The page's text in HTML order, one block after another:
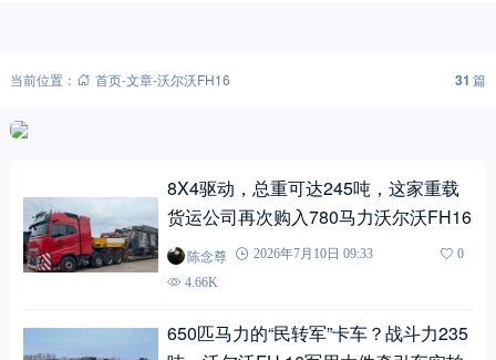
当前位置： 首页-文章-沃尔沃FH16 31 篇
8X4驱动，总重可达245吨，这家重载
货运公司再次购入780马力沃尔沃FH16
陈念尊 2026年7月10日 09:33
0
4.66K
650匹马力的“民转军”卡车？战斗力235